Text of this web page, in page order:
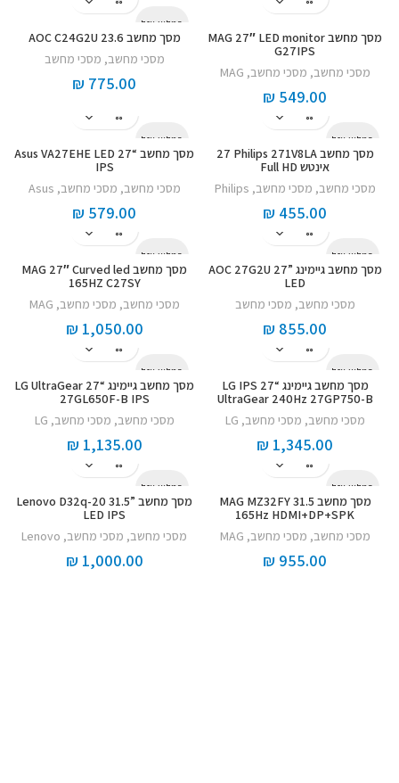
מסך מחשב MAG 27″ LED monitor
G27IPS
מסכי מחשב, מסכי מחשב,
MAG
₪ 549.00
המלאי אזל
מסך מחשב AOC C24G2U 23.6
מסכי מחשב, מסכי מחשב
₪ 775.00
המלאי אזל
מסך מחשב Philips 271V8LA ‏27
‏אינטש Full HD
מסכי מחשב, מסכי מחשב,
Philips
₪ 455.00
המלאי אזל
מסך מחשב “27 Asus VA27EHE LED
IPS
מסכי מחשב, מסכי מחשב,
Asus
₪ 579.00
המלאי אזל
מסך מחשב גיימינג AOC 27G2U 27”
LED
מסכי מחשב, מסכי מחשב
₪ 855.00
המלאי אזל
מסך מחשב MAG 27″ Curved led
165HZ C27SY
מסכי מחשב, מסכי מחשב,
MAG
₪1,050.00
המלאי אזל
מסך מחשב גיימינג “27 LG IPS
UltraGear 240Hz 27GP750-B
מסכי מחשב, מסכי מחשב,
LG
₪ 1,345.00
המלאי אזל
מסך מחשב גיימינג “27 LG UltraGear
27GL650F-B IPS
מסכי מחשב, מסכי מחשב,
LG
₪1,135.00
המלאי אזל
מסך מחשב MAG MZ32FY 31.5
165Hz HDMI+DP+SPK
מסכי מחשב, מסכי מחשב,
MAG
₪ 955.00
המלאי אזל
מסך מחשב Lenovo D32q-20 31.5”
LED IPS
מסכי מחשב, מסכי מחשב,
Lenovo
₪1,000.00